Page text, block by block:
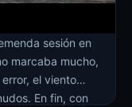
sesión en
marcaba mucho,
el viento
En fin, con